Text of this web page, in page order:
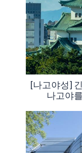
[나고야성]
나고야